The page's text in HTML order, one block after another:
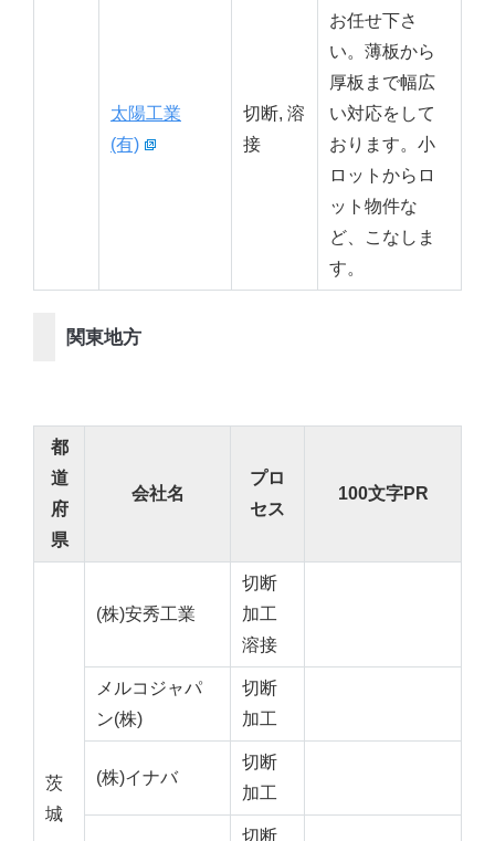
太陽工業
(有)
切断, 溶
接
お任せ下さ
い。薄板から
厚板まで幅広
い対応をして
おります。小
ロットからロ
ット物件な
ど、こなしま
す。
関東地方
都
道
府
県
会社名
プロ
セス
100文字PR
茨
城
(株)安秀工業
切断
加工
溶接
メルコジャパ
ン(株)
切断
加工
(株)イナバ
切断
加工
切断